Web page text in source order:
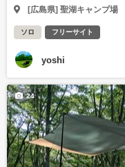
[広島県] 聖湖キャンプ場
ソロ フリーサイト
yoshi
24